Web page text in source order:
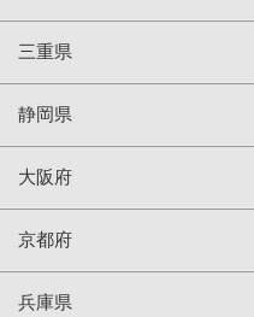
三重県
静岡県
大阪府
京都府
兵庫県